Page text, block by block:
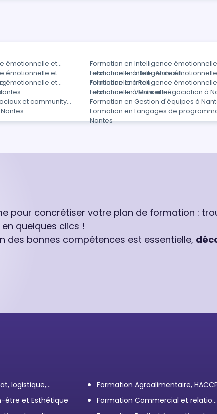
émotionnelle et
Formation en Intelligence
relationnelle à Baie-Mahault
émotionnelle et
Formation en Intelligence
relationnelle à Pau
émotionnelle et
Formation en Intelligence
relationnelle à Marseille
Formation en Vente et négociation à
et community
Formation en Gestion d'équipes à
Formation en Langages de
Nantes
pour concrétiser votre plan de formation :
quelques clics !
des bonnes compétences est essentielle,
logistique,
Formation Agroalimentaire,
être et Esthétique
Formation Commercial et relation
client